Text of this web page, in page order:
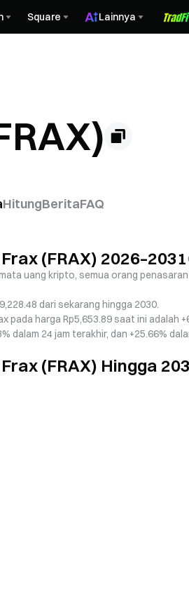
Square Lainnya
HitungBeritaFAQ
(FRAX) 2026–2031
uang kripto, semua orang
dari sekarang hingga 2030.
pada harga Rp5,653.89 saat ini adalah
dalam 24 jam terakhir, dan +25.66%
(FRAX) Hingga